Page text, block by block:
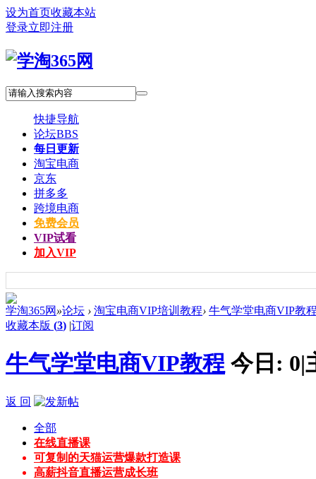
设为首页收藏本站
登录立即注册
快捷导航
论坛BBS
每日更新
淘宝电商
京东
拼多多
跨境电商
免费会员
VIP试看
加入VIP
学淘365网 »论坛 › 淘宝电商VIP培训教程› 牛气学堂电商VIP教
收藏本版 (3) |订阅
牛气学堂电商VIP教程 今日: 0|
返 回
全部
在线直播课
可复制的天猫运营爆款打造课
高薪抖音直播运营成长班